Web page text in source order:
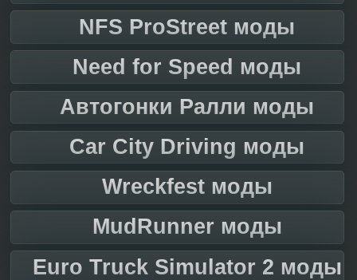
NFS ProStreet моды
Need for Speed моды
Автогонки Ралли моды
Car City Driving моды
Wreckfest моды
MudRunner моды
Euro Truck Simulator 2 моды